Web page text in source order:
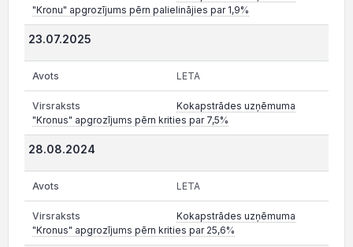
"Kronu" apgrozījums pērn palielinājies par 1,9%
23.07.2025
LETA
Kokapstrādes uzņēmuma
"Kronus" apgrozījums pērn krities par 7,5%
28.08.2024
LETA
Kokapstrādes uzņēmuma
"Kronus" apgrozījums pērn krities par 25,6%